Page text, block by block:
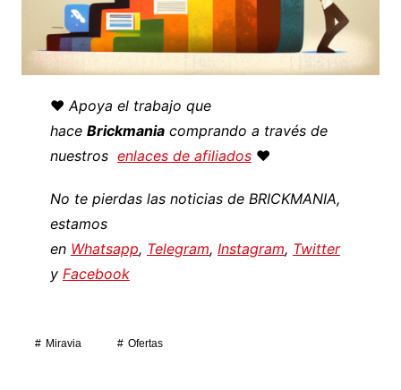
♥️Apoya el trabajo que
hace Brickmaniacomprando a través de
nuestros enlaces de afiliados♥️
No te pierdas las noticias de BRICKMANIA,
estamos
en Whatsapp, Telegram, Instagram, Twitter
y Facebook
Miravia Ofertas